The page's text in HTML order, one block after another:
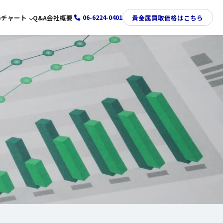
チャート
プラチナ価格推移チャート
銀価格推移チャート
パラジウム価格推移チャート
Q&A会社概要 06-6224-0401 貴金属買取価格はこちら